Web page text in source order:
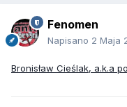
Fenomen
Napisano 2 Maja
Bronisław Cieślak, a.k.a